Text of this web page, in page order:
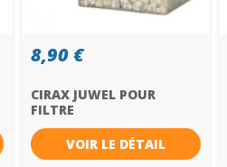
8,90 €
CIRAX JUWEL POUR
FILTRE
COMPACT/COMPACT H
VOIR LE DÉTAIL